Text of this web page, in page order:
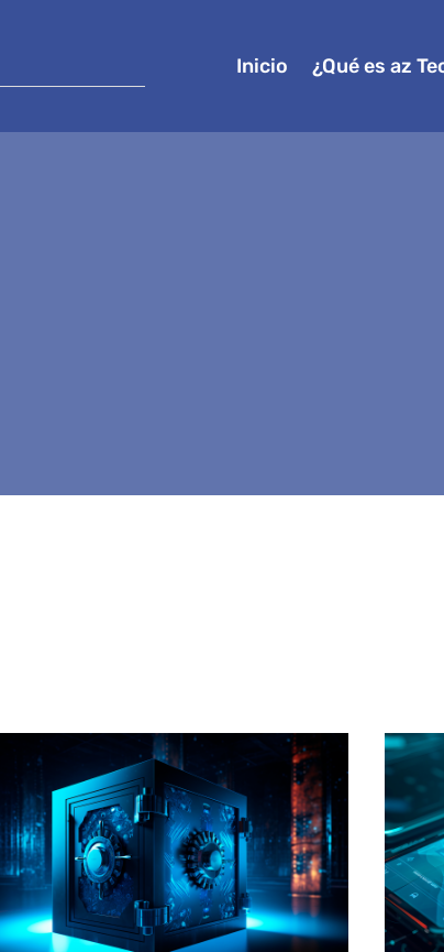
Inicio ¿Qué es az